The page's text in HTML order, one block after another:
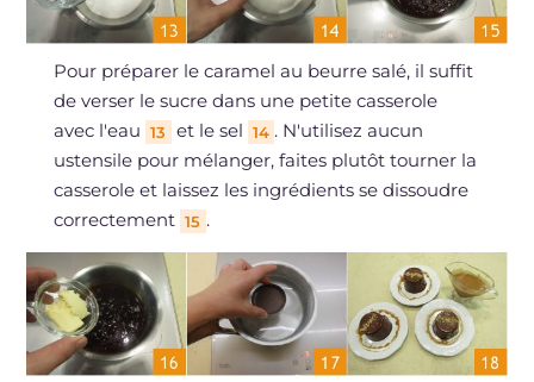
Pour préparer le caramel au beurre salé, il suffit
de verser le sucre dans une petite casserole
avec l'eau 13 et le sel 14 . N'utilisez aucun
ustensile pour mélanger, faites plutôt tourner la
casserole et laissez les ingrédients se dissoudre
correctement 15 .